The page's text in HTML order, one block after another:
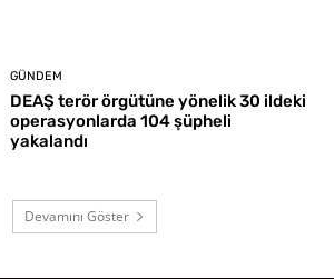
GÜNDEM
DEAŞ terör örgütüne yönelik 30 ildeki
operasyonlarda 104 şüpheli
yakalandı
Devamını Göster